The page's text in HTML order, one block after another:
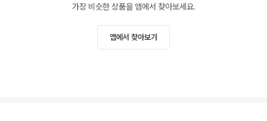
가장 비슷한 상품을 앱에서 찾아보세요.
앱에서 찾아보기